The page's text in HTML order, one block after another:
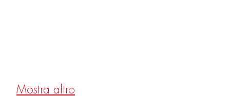
Mostra altro